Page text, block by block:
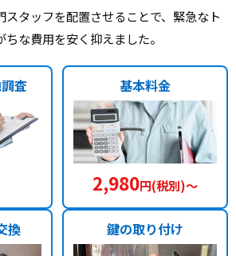
タッフを配置させることで、緊急なト
な費用を安く抑えました。
査 基本料金
2,980円(税別)〜
換 鍵の取り付け